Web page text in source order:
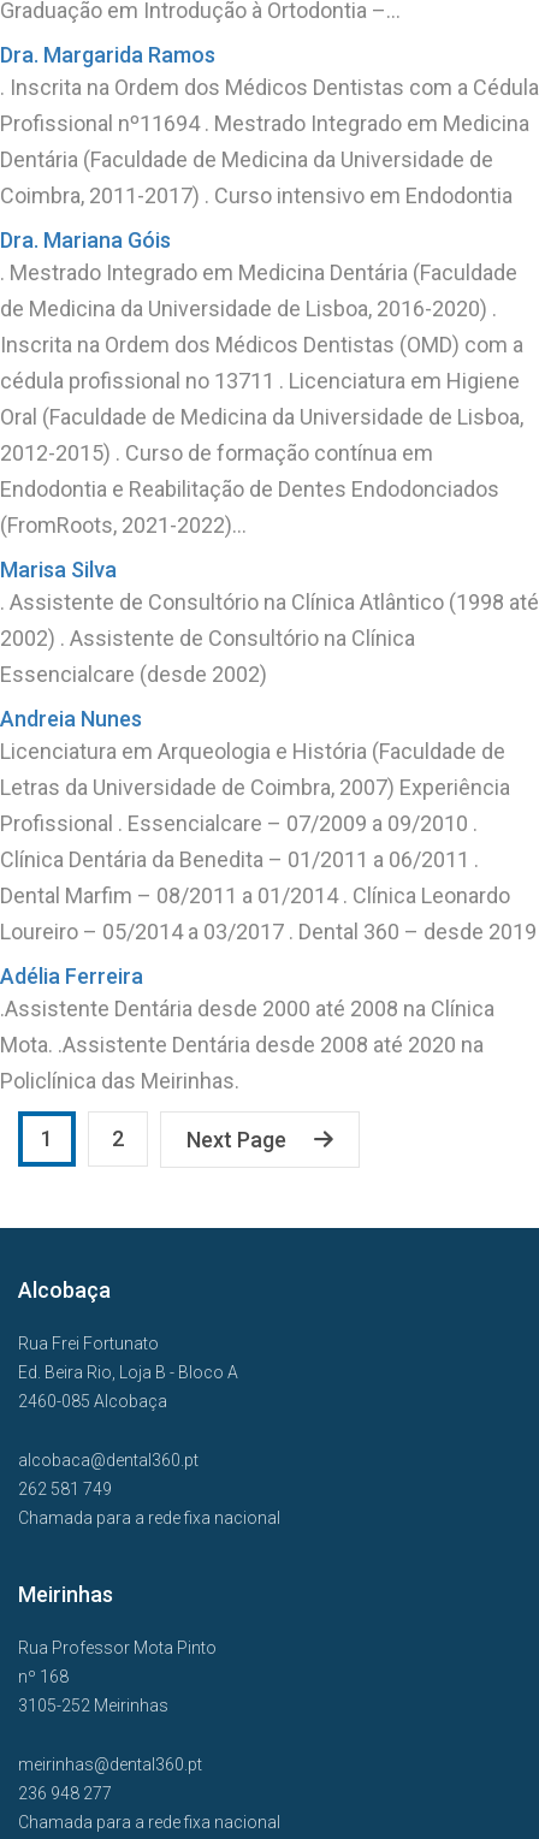
Graduação em Introdução à Ortodontia –…
Dra. Margarida Ramos
. Inscrita na Ordem dos Médicos Dentistas com a Cédula
Profissional nº11694 . Mestrado Integrado em Medicina
Dentária (Faculdade de Medicina da Universidade de
Coimbra, 2011-2017) . Curso intensivo em Endodontia
Dra. Mariana Góis
. Mestrado Integrado em Medicina Dentária (Faculdade
de Medicina da Universidade de Lisboa, 2016-2020) .
Inscrita na Ordem dos Médicos Dentistas (OMD) com a
cédula profissional no 13711 . Licenciatura em Higiene
Oral (Faculdade de Medicina da Universidade de Lisboa,
2012-2015) . Curso de formação contínua em
Endodontia e Reabilitação de Dentes Endodonciados
(FromRoots, 2021-2022)…
Marisa Silva
. Assistente de Consultório na Clínica Atlântico (1998 até
2002) . Assistente de Consultório na Clínica
Essencialcare (desde 2002)
Andreia Nunes
Licenciatura em Arqueologia e História (Faculdade de
Letras da Universidade de Coimbra, 2007) Experiência
Profissional . Essencialcare – 07/2009 a 09/2010 .
Clínica Dentária da Benedita – 01/2011 a 06/2011 .
Dental Marfim – 08/2011 a 01/2014 . Clínica Leonardo
Loureiro – 05/2014 a 03/2017 . Dental 360 – desde 2019
Adélia Ferreira
.Assistente Dentária desde 2000 até 2008 na Clínica
Mota. .Assistente Dentária desde 2008 até 2020 na
Policlínica das Meirinhas.
1 2 Next Page
Alcobaça
Rua Frei Fortunato
Ed. Beira Rio, Loja B - Bloco A
2460-085 Alcobaça
alcobaca@dental360.pt
262 581 749
Chamada para a rede fixa nacional
Meirinhas
Rua Professor Mota Pinto
nº 168
3105-252 Meirinhas
meirinhas@dental360.pt
236 948 277
Chamada para a rede fixa nacional